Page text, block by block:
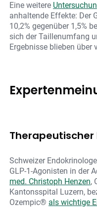
Eine weitere
anhaltende Effekte: Der
10,2% gegenüber 1,5%
sich der Taillenumfang
Ergebnisse blieben über
Therapeutischer
Schweizer
GLP-1-Agonisten in der
med. Christoph Henzen,
Kantonsspital Luzern,
Ozempic® als wichtige